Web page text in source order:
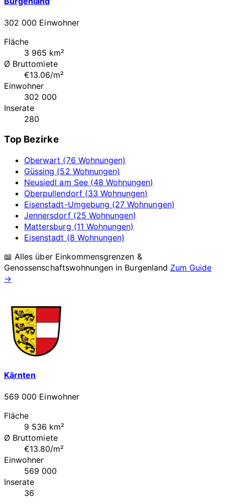
302 000 Einwohner
Fläche
3 965 km²
Ø Bruttomiete
€13.06/m²
Einwohner
302 000
Inserate
280
Top Bezirke
Oberwart (76 Wohnungen)
Güssing (52 Wohnungen)
Neusiedl am See (48 Wohnungen)
Oberpullendorf (33 Wohnungen)
Eisenstadt-Umgebung (27 Wohnungen)
Jennersdorf (25 Wohnungen)
Mattersburg (11 Wohnungen)
Eisenstadt (8 Wohnungen)
📖 Alles über Einkommensgrenzen &
Genossenschaftswohnungen in Burgenland Zum Guide
→
Kärnten
569 000 Einwohner
Fläche
9 536 km²
Ø Bruttomiete
€13.80/m²
Einwohner
569 000
Inserate
36